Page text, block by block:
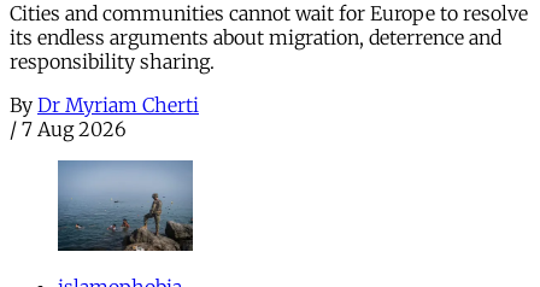
Cities and communities cannot wait for Europe to resolve
its endless arguments about migration, deterrence and
responsibility sharing.
By Dr Myriam Cherti
/ 7 Aug 2026